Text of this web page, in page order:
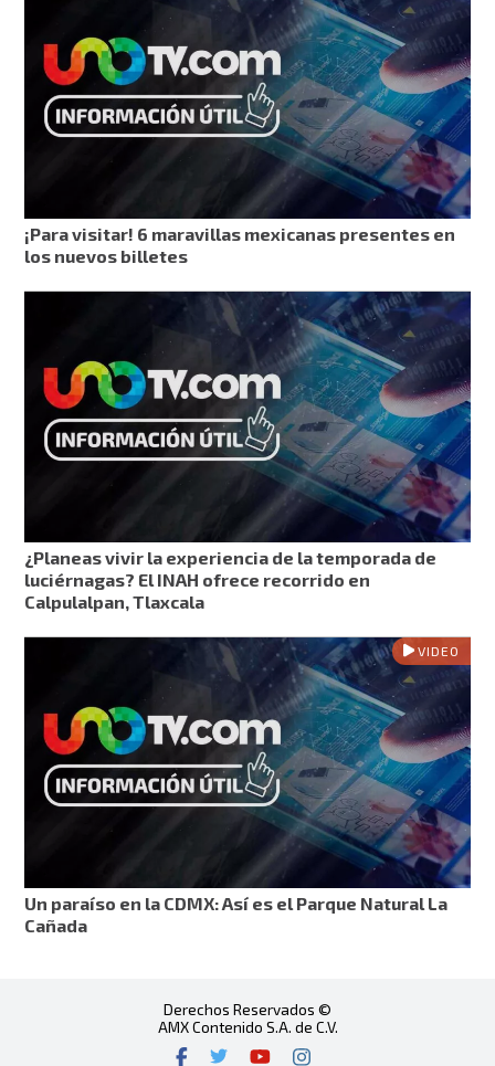
¡Para visitar! 6 maravillas mexicanas presentes en
los nuevos billetes
¿Planeas vivir la experiencia de la temporada de
luciérnagas? El INAH ofrece recorrido en
Calpulalpan, Tlaxcala
VIDEO
Un paraíso en la CDMX: Así es el Parque Natural La
Cañada
Derechos Reservados ©
AMX Contenido S.A. de C.V.